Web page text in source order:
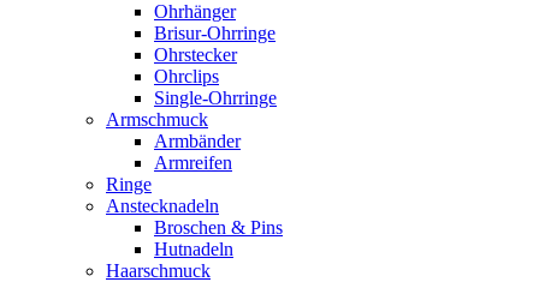
Ohrhänger
Brisur-Ohrringe
Ohrstecker
Ohrclips
Single-Ohrringe
Armschmuck
Armbänder
Armreifen
Ringe
Anstecknadeln
Broschen & Pins
Hutnadeln
Haarschmuck